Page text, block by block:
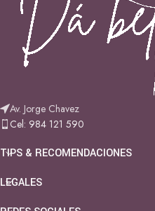
Av. Jorge Chavez
Cel: 984 121 590
TIPS & RECOMENDACIONES
LEGALES